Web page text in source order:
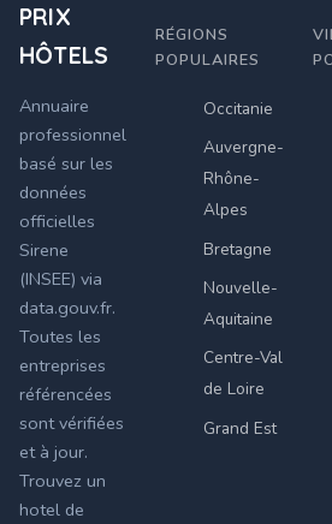
PRIX
HÔTELS
Annuaire
professionnel
basé sur les
données
officielles
Sirene
(INSEE) via
data.gouv.fr.
Toutes les
entreprises
référencées
sont vérifiées
et à jour.
Trouvez un
hotel de
RÉGIONS
POPULAIRES
Occitanie
Auvergne-
Rhône-
Alpes
Bretagne
Nouvelle-
Aquitaine
Centre-Val
de Loire
Grand Est